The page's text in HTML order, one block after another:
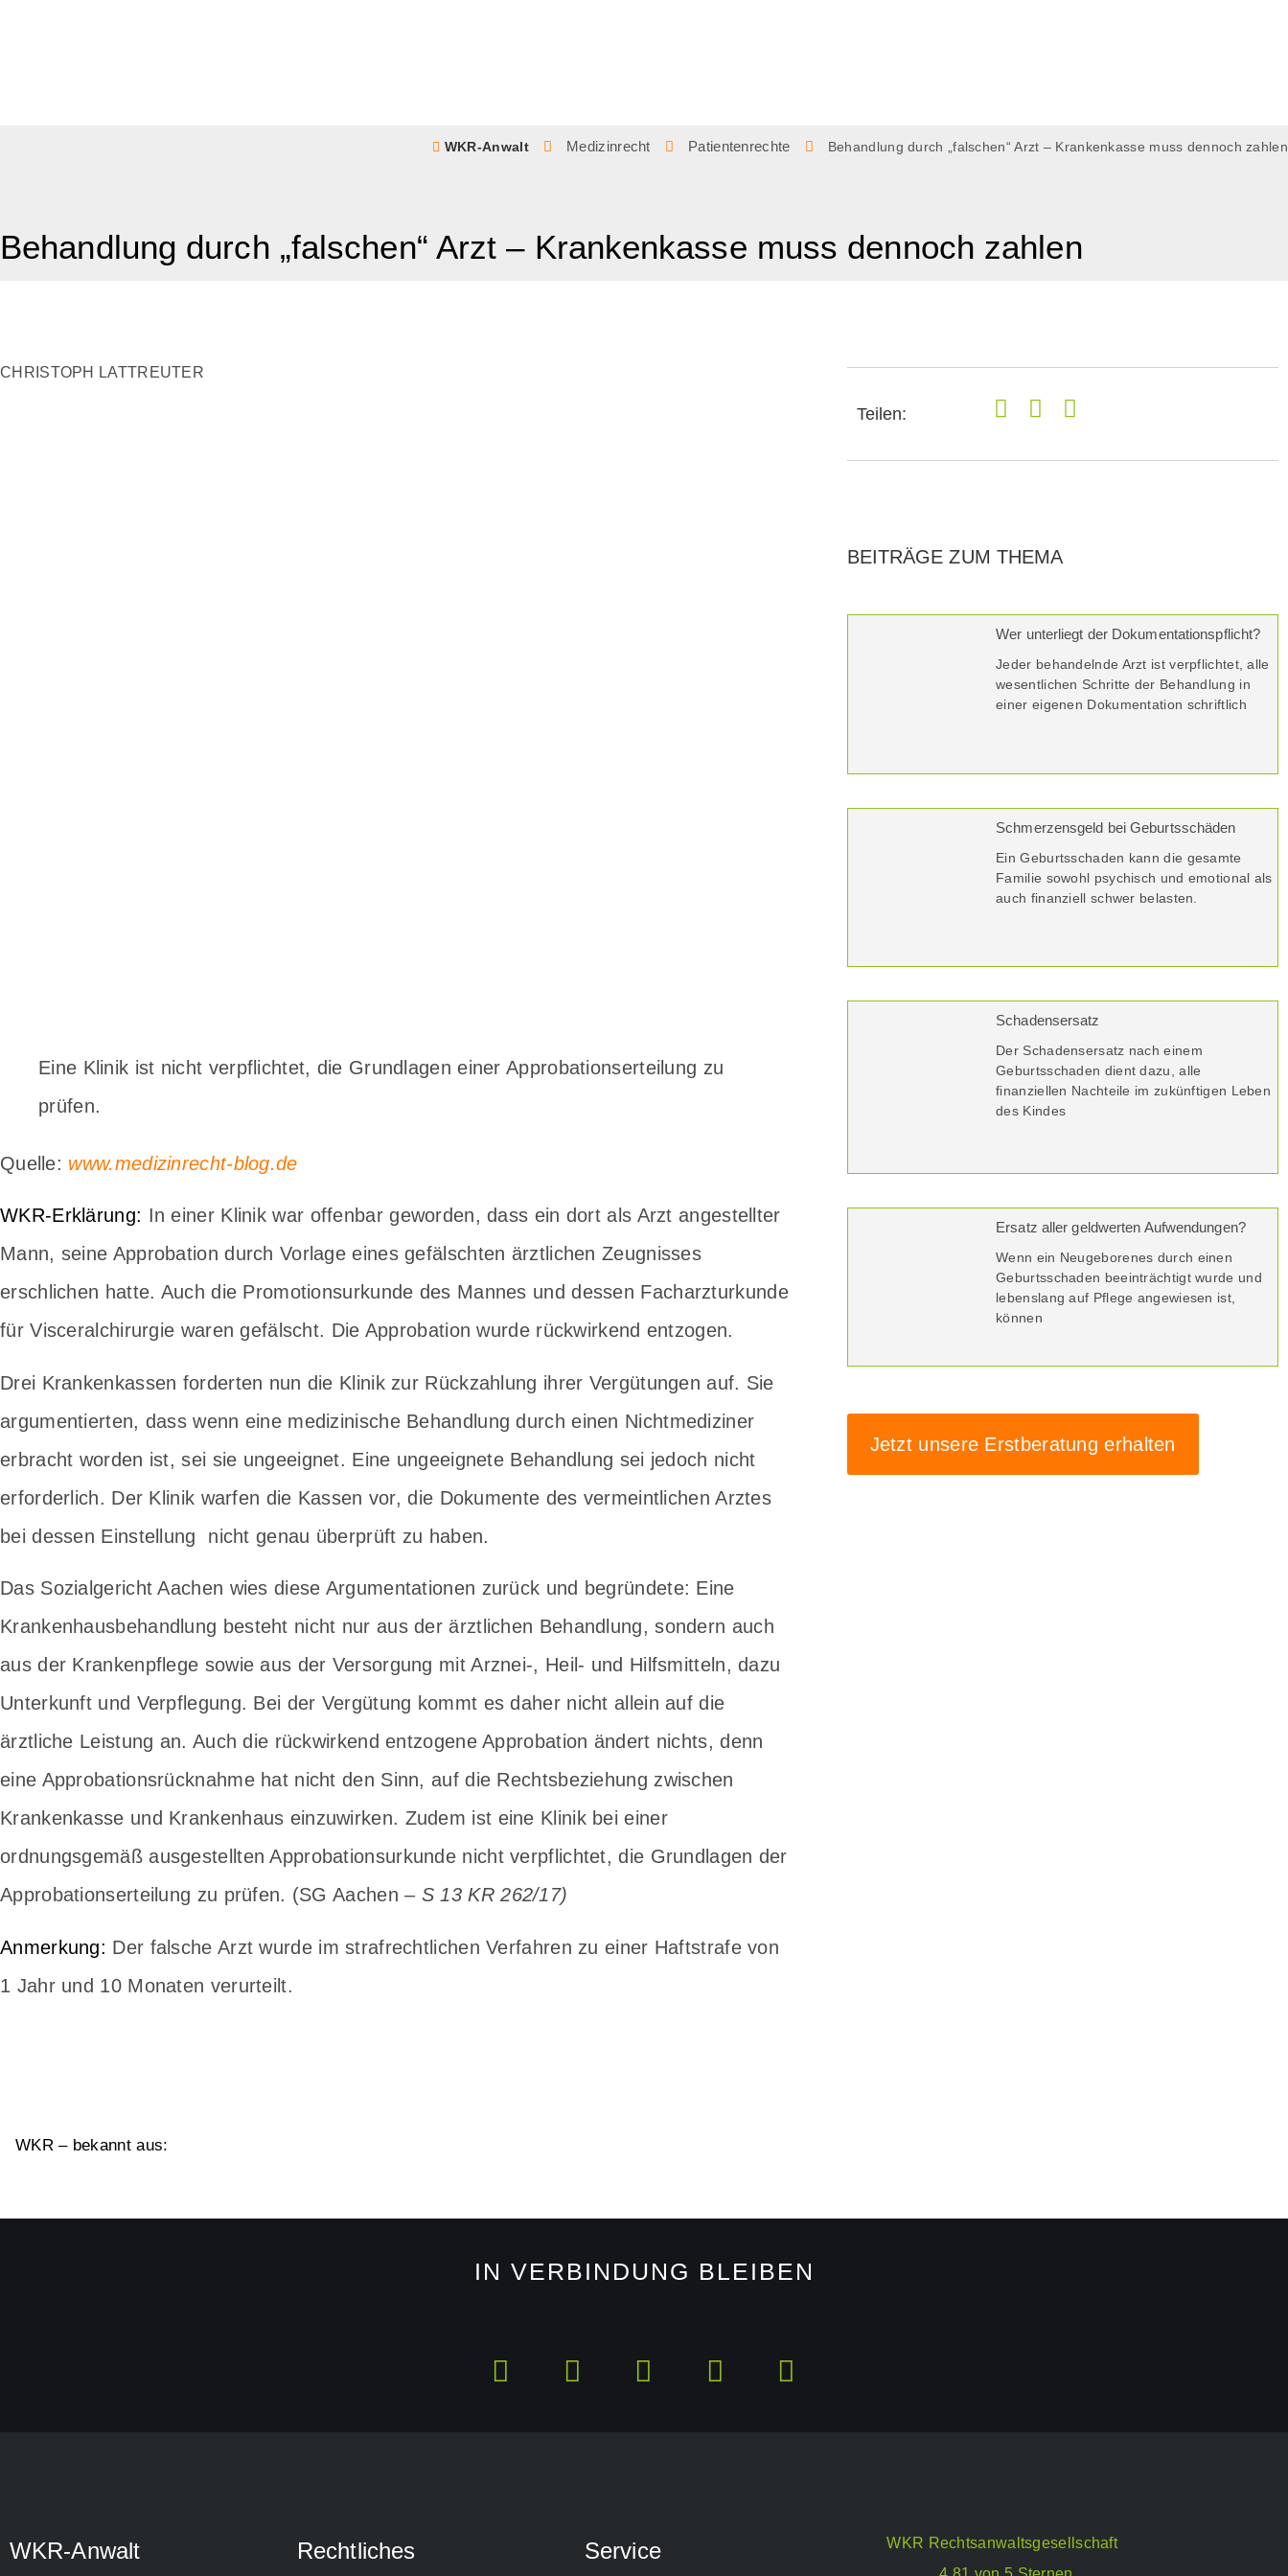
WKR-Anwalt Medizinrecht Patientenrechte Behandlung durch „falschen“ Arzt – Krankenkasse muss dennoch zahlen
Behandlung durch „falschen“ Arzt – Krankenkasse muss dennoch zahlen
CHRISTOPH LATTREUTER
Eine Klinik ist nicht verpflichtet, die Grundlagen einer Approbationserteilung zu
prüfen.
Quelle: www.medizinrecht-blog.de
WKR-Erklärung: In einer Klinik war offenbar geworden, dass ein dort als Arzt angestellter
Mann, seine Approbation durch Vorlage eines gefälschten ärztlichen Zeugnisses
erschlichen hatte. Auch die Promotionsurkunde des Mannes und dessen Facharzturkunde
für Visceralchirurgie waren gefälscht. Die Approbation wurde rückwirkend entzogen.
Drei Krankenkassen forderten nun die Klinik zur Rückzahlung ihrer Vergütungen auf. Sie
argumentierten, dass wenn eine medizinische Behandlung durch einen Nichtmediziner
erbracht worden ist, sei sie ungeeignet. Eine ungeeignete Behandlung sei jedoch nicht
erforderlich. Der Klinik warfen die Kassen vor, die Dokumente des vermeintlichen Arztes
bei dessen Einstellung nicht genau überprüft zu haben.
Das Sozialgericht Aachen wies diese Argumentationen zurück und begründete: Eine
Krankenhausbehandlung besteht nicht nur aus der ärztlichen Behandlung, sondern auch
aus der Krankenpflege sowie aus der Versorgung mit Arznei-, Heil- und Hilfsmitteln, dazu
Unterkunft und Verpflegung. Bei der Vergütung kommt es daher nicht allein auf die
ärztliche Leistung an. Auch die rückwirkend entzogene Approbation ändert nichts, denn
eine Approbationsrücknahme hat nicht den Sinn, auf die Rechtsbeziehung zwischen
Krankenkasse und Krankenhaus einzuwirken. Zudem ist eine Klinik bei einer
ordnungsgemäß ausgestellten Approbationsurkunde nicht verpflichtet, die Grundlagen der
Approbationserteilung zu prüfen. (SG Aachen – S 13 KR 262/17)
Anmerkung: Der falsche Arzt wurde im strafrechtlichen Verfahren zu einer Haftstrafe von
1 Jahr und 10 Monaten verurteilt.
Teilen:
BEITRÄGE ZUM THEMA
Wer unterliegt der Dokumentationspflicht?
Jeder behandelnde Arzt ist verpflichtet, alle
wesentlichen Schritte der Behandlung in
einer eigenen Dokumentation schriftlich
Schmerzensgeld bei Geburtsschäden
Ein Geburtsschaden kann die gesamte
Familie sowohl psychisch und emotional als
auch finanziell schwer belasten.
Schadensersatz
Der Schadensersatz nach einem
Geburtsschaden dient dazu, alle
finanziellen Nachteile im zukünftigen Leben
des Kindes
Ersatz aller geldwerten Aufwendungen?
Wenn ein Neugeborenes durch einen
Geburtsschaden beeinträchtigt wurde und
lebenslang auf Pflege angewiesen ist,
können
Jetzt unsere Erstberatung erhalten
WKR – bekannt aus:
IN VERBINDUNG BLEIBEN
WKR-Anwalt Rechtliches Service
WKR Rechtsanwaltsgesellschaft